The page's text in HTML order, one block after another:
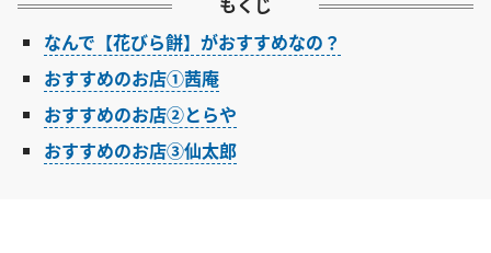
なんで【花びら餅】がおすすめなの？
おすすめのお店①茜庵
おすすめのお店②とらや
おすすめのお店③仙太郎